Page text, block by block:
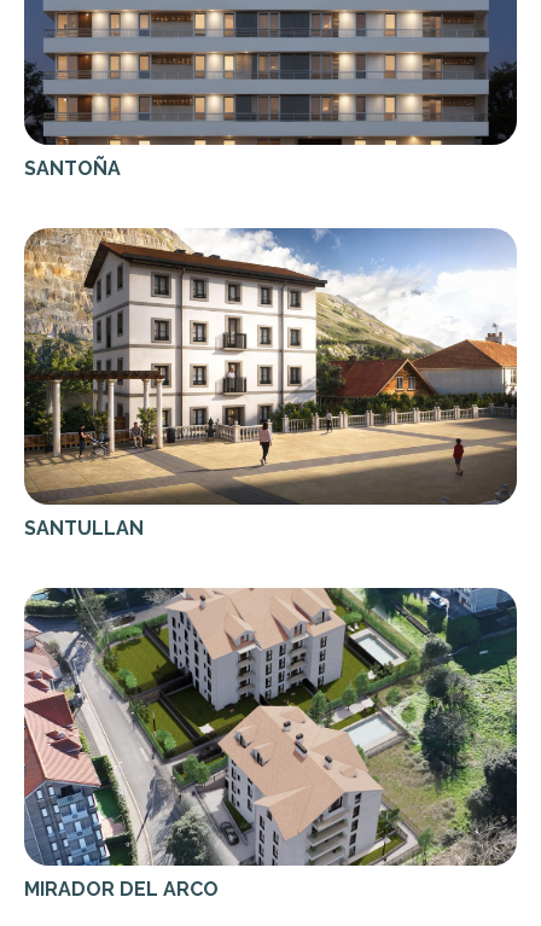
SANTOÑA
SANTULLAN
MIRADOR DEL ARCO